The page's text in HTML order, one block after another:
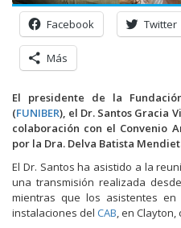
Facebook Twitter
Más
El presidente de la
(FUNIBER), el Dr. Santos Gracia
colaboración con el Convenio
por la Dra. Delva Batista
El Dr. Santos ha asistido a la
una transmisión realizada
mientras que los asistentes
instalaciones del CAB, en Clayton,